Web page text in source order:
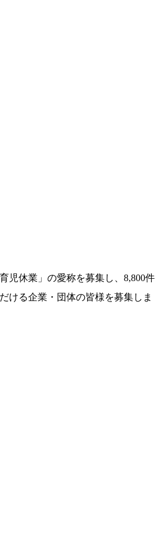
児休業」の愛称を募集し、8,800件
ける企業・団体の皆様を募集しま